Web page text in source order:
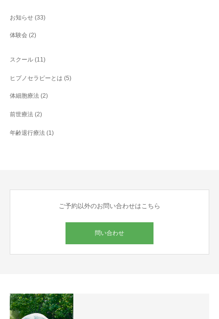
お知らせ (33)
体験会 (2)
スクール (11)
ヒプノセラピーとは (5)
体細胞療法 (2)
前世療法 (2)
年齢退行療法 (1)
ご予約以外のお問い合わせはこちら
問い合わせ